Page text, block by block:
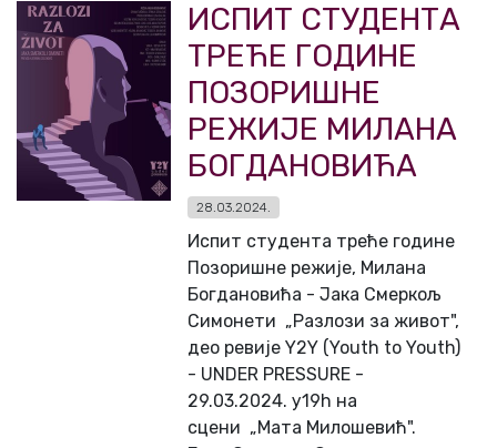
ИСПИТ СТУДЕНТА
ТРЕЋЕ ГОДИНЕ
ПОЗОРИШНЕ
РЕЖИЈЕ МИЛАНА
БОГДАНОВИЋА
28.03.2024.
Испит студента треће године
Позоришне режије, Милана
Богдановића - Јака Смеркољ
Симонети „Разлози за живот",
део ревије Y2Y (Youth to Youth)
- UNDER PRESSURE -
29.03.2024. у19h на
сцени „Мата Милошевић".